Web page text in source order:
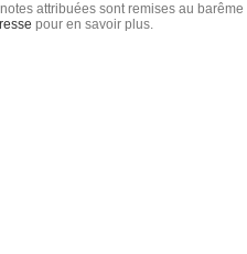
attribuées sont remises au barême
pour en savoir plus.